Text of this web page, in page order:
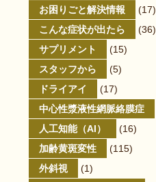
お困りごと解決情報
(17)
こんな症状が出たら
(36)
サプリメント
(15)
スタッフから
(5)
ドライアイ
(17)
中心性漿液性網脈絡膜症
人工知能（AI）
(16)
加齢黄斑変性
(115)
外斜視
(1)